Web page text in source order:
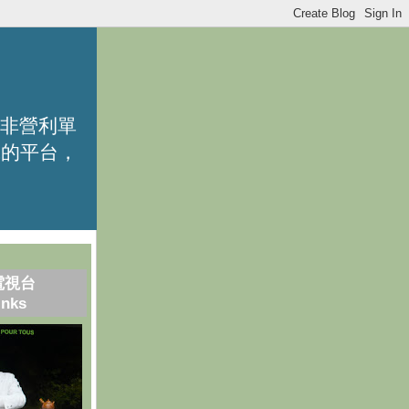
營利單
平台，
視台